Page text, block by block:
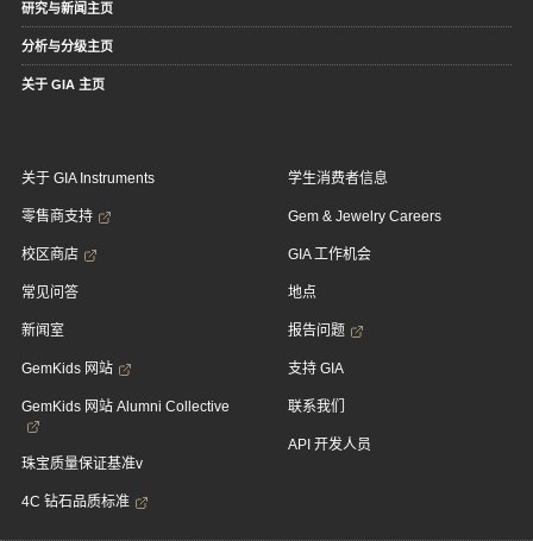
研究与新闻主页
分析与分级主页
关于 GIA 主页
关于 GIA Instruments
零售商支持
校区商店
常见问答
新闻室
GemKids 网站
GemKids 网站 Alumni Collective
珠宝质量保证基准v
4C 钻石品质标准
学生消费者信息
Gem & Jewelry Careers
GIA 工作机会
地点
报告问题
支持 GIA
联系我们
API 开发人员